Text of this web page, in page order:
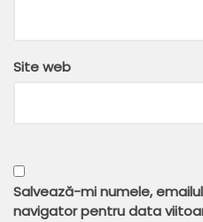
Site web
Salvează-mi numele,
navigator pentru data